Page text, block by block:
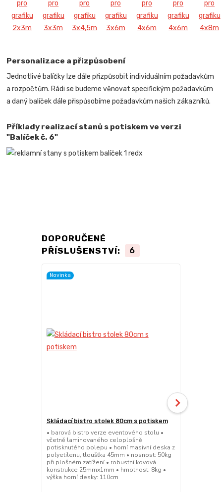
Personalizace a přizpůsobení
Jednotlivé balíčky lze dále přizpůsobit individuálním požadavkům
a rozpočtům. Rádi se budeme věnovat specifickým požadavkům
a daný balíček dále přispůsobíme požadavkům našich zákazníků.
Příklady realizací stanů s potiskem ve verzi
"Balíček č. 6"
DOPORUČENÉ
PŘÍSLUŠENSTVÍ:
6
Novinka
Skládací bistro stolek 80cm s potiskem
• barová bistro verze eventového stolu •
včetně laminovaného celoplošně
potisknutého polepu • horní masivní deska z
polyetilenu, tloušťka 45mm • nosnost: 50kg
při plošném zatížení • robustní kovová
konstrukce 25mmx1mm • hmotnost: 8kg •
výška horní desky: 110cm